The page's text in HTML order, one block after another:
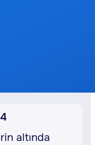
altında